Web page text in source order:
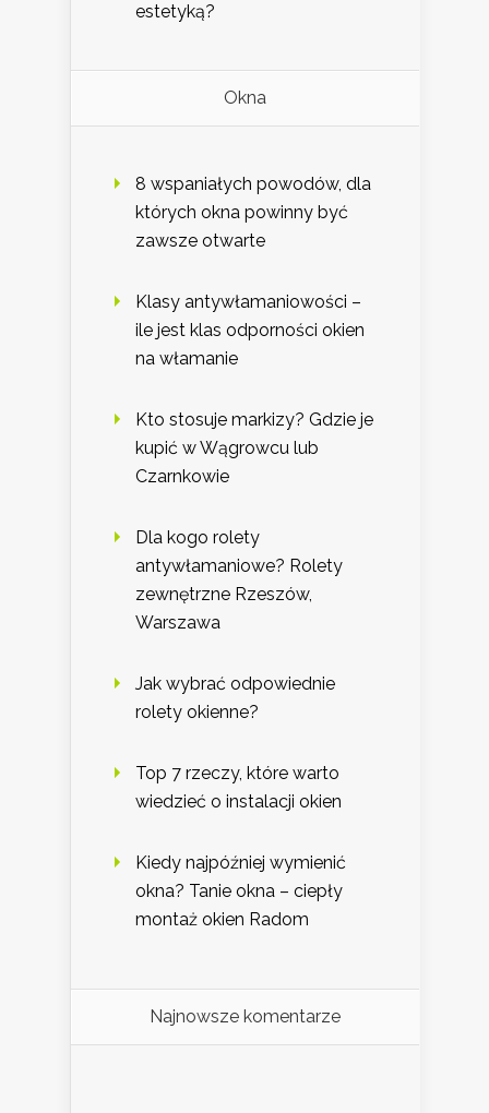
estetyką?
Okna
8 wspaniałych powodów, dla
których okna powinny być
zawsze otwarte
Klasy antywłamaniowości –
ile jest klas odporności okien
na włamanie
Kto stosuje markizy? Gdzie je
kupić w Wągrowcu lub
Czarnkowie
Dla kogo rolety
antywłamaniowe? Rolety
zewnętrzne Rzeszów,
Warszawa
Jak wybrać odpowiednie
rolety okienne?
Top 7 rzeczy, które warto
wiedzieć o instalacji okien
Kiedy najpóźniej wymienić
okna? Tanie okna – ciepły
montaż okien Radom
Najnowsze komentarze